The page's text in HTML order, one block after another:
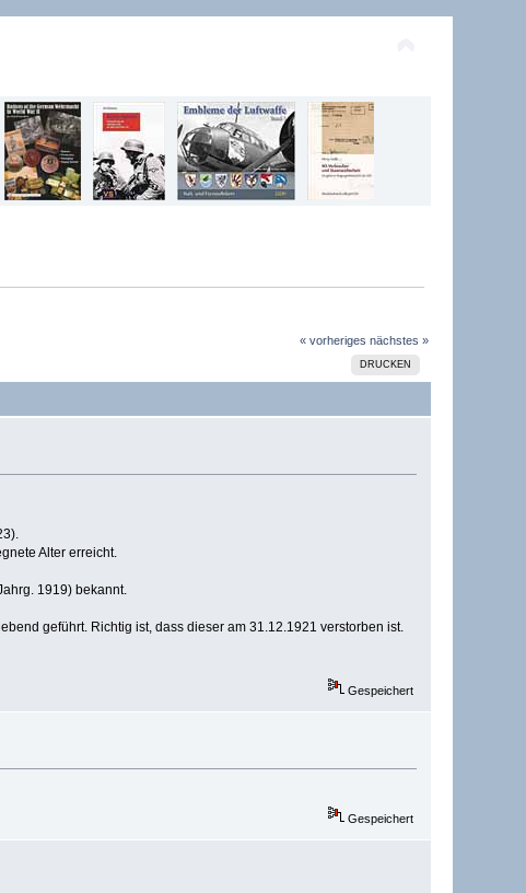
« vorheriges nächstes »
DRUCKEN
Alter erreicht.
1919) bekannt.
geführt. Richtig ist, dass dieser am 31.12.1921 verstorben ist.
Gespeichert
Gespeichert